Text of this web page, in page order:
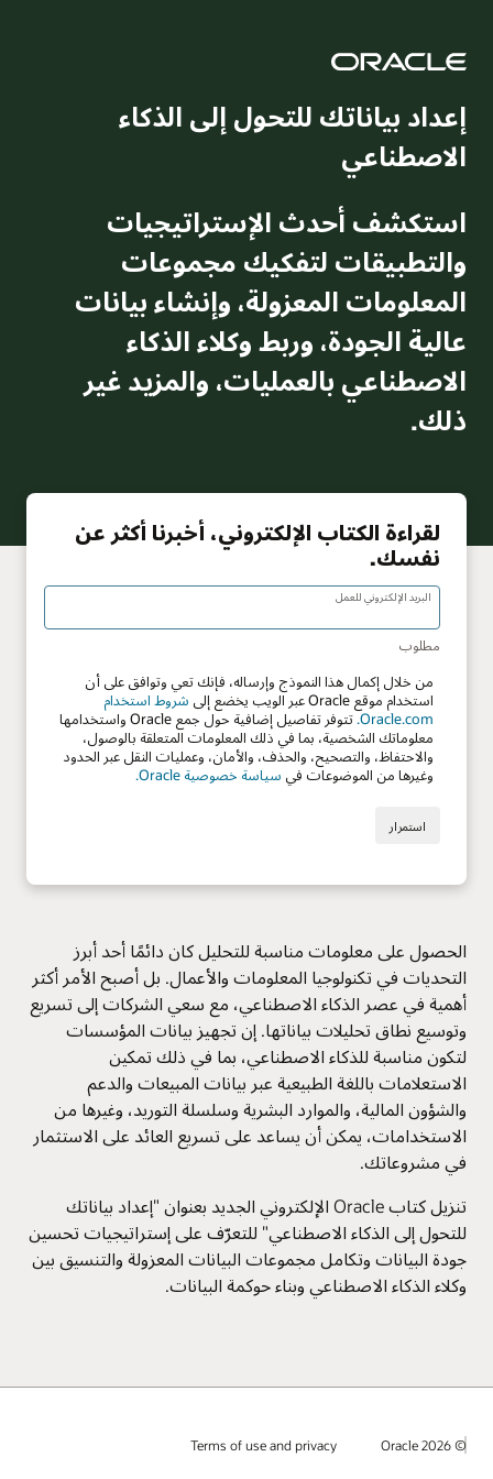
إعداد بياناتك للتحول إلى الذكاء
الاصطناعي
استكشف أحدث الإستراتيجيات
والتطبيقات لتفكيك مجموعات
المعلومات المعزولة، وإنشاء بيانات
عالية الجودة، وربط وكلاء الذكاء
الاصطناعي بالعمليات، والمزيد غير
ذلك.
الحصول على معلومات مناسبة للتحليل كان دائمًا أحد أبرز
التحديات في تكنولوجيا المعلومات والأعمال. بل أصبح الأمر أكثر
أهمية في عصر الذكاء الاصطناعي، مع سعي الشركات إلى تسريع
وتوسيع نطاق تحليلات بياناتها. إن تجهيز بيانات المؤسسات
لتكون مناسبة للذكاء الاصطناعي، بما في ذلك تمكين
الاستعلامات باللغة الطبيعية عبر بيانات المبيعات والدعم
والشؤون المالية، والموارد البشرية وسلسلة التوريد، وغيرها من
الاستخدامات، يمكن أن يساعد على تسريع العائد على الاستثمار
في مشروعاتك.
تنزيل كتاب Oracle الإلكتروني الجديد بعنوان "إعداد بياناتك
للتحول إلى الذكاء الاصطناعي" للتعرّف على إستراتيجيات تحسين
جودة البيانات وتكامل مجموعات البيانات المعزولة والتنسيق بين
وكلاء الذكاء الاصطناعي وبناء حوكمة البيانات.
© 2026 Oracle
Terms of use and privacy